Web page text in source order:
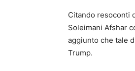
Citando resoconti
Soleimani Afshar
aggiunto che tale
Trump.